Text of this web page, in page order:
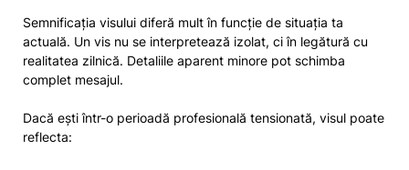
Semnificația visului diferă mult în funcție de situația ta
actuală. Un vis nu se interpretează izolat, ci în legătură cu
realitatea zilnică. Detaliile aparent minore pot schimba
complet mesajul.
Dacă ești într-o perioadă profesională tensionată, visul poate
reflecta: